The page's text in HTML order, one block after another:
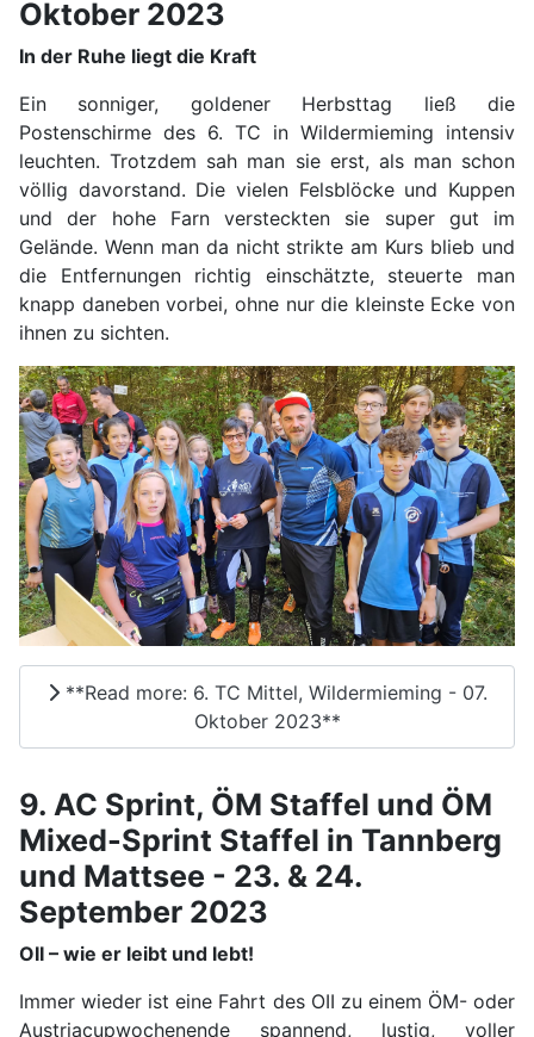
Oktober 2023
In der Ruhe liegt die Kraft
Ein sonniger, goldener Herbsttag ließ die
Postenschirme des 6. TC in Wildermieming intensiv
leuchten. Trotzdem sah man sie erst, als man schon
völlig davorstand. Die vielen Felsblöcke und Kuppen
und der hohe Farn versteckten sie super gut im
Gelände. Wenn man da nicht strikte am Kurs blieb und
die Entfernungen richtig einschätzte, steuerte man
knapp daneben vorbei, ohne nur die kleinste Ecke von
ihnen zu sichten.
**Read more: 6. TC Mittel, Wildermieming - 07.
Oktober 2023**
9. AC Sprint, ÖM Staffel und ÖM
Mixed-Sprint Staffel in Tannberg
und Mattsee - 23. & 24.
September 2023
OII – wie er leibt und lebt!
Immer wieder ist eine Fahrt des OII zu einem ÖM- oder
Austriacupwochenende spannend, lustig, voller